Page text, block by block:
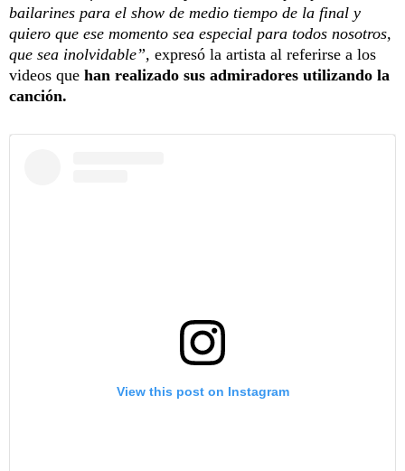
bailarines para el show de medio tiempo de la final y
quiero que ese momento sea especial para todos nosotros,
que sea inolvidable”, expresó la artista al referirse a los
videos que han realizado sus admiradores utilizando la
canción.
View this post on Instagram